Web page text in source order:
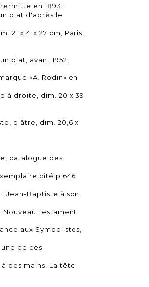
en 1893;
plat d'après le
21 x 41x 27 cm, Paris,
plat, avant 1952,
«A. Rodin» en
à droite, dim. 20 x 39
plâtre, dim. 20,6 x
catalogue des
cité p.646
Jean-Baptiste à son
Testament
aux Symbolistes,
de ces
des mains. La tête